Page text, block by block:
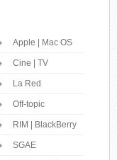
Apple | Mac OS
Cine | TV
La Red
Off-topic
RIM | BlackBerry
SGAE